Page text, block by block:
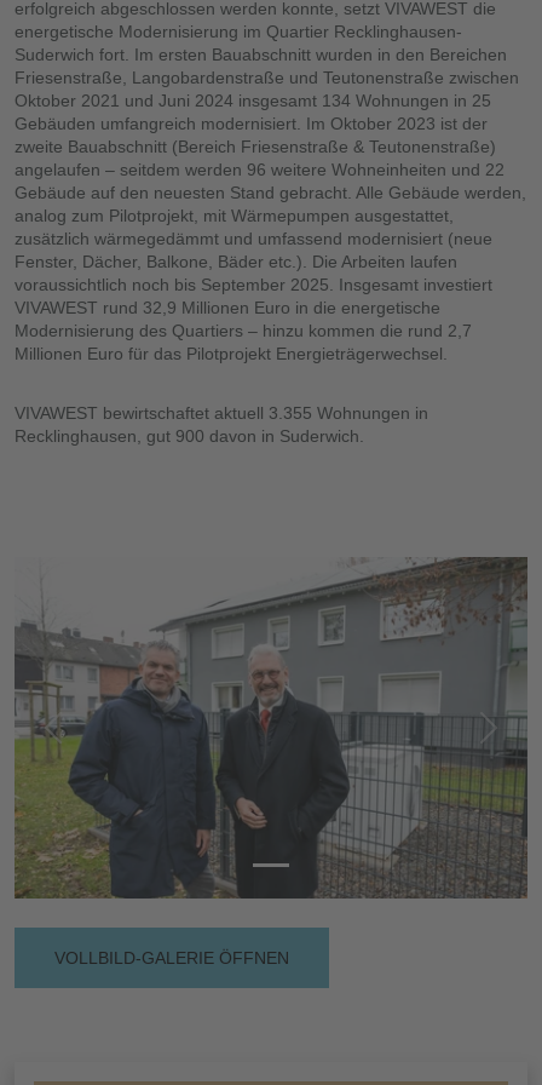
erfolgreich abgeschlossen werden konnte, setzt VIVAWEST die
energetische Modernisierung im Quartier Recklinghausen-
Suderwich fort. Im ersten Bauabschnitt wurden in den Bereichen
Friesenstraße, Langobardenstraße und Teutonenstraße zwischen
Oktober 2021 und Juni 2024 insgesamt 134 Wohnungen in 25
Gebäuden umfangreich modernisiert. Im Oktober 2023 ist der
zweite Bauabschnitt (Bereich Friesenstraße & Teutonenstraße)
angelaufen – seitdem werden 96 weitere Wohneinheiten und 22
Gebäude auf den neuesten Stand gebracht. Alle Gebäude werden,
analog zum Pilotprojekt, mit Wärmepumpen ausgestattet,
zusätzlich wärmegedämmt und umfassend modernisiert (neue
Fenster, Dächer, Balkone, Bäder etc.). Die Arbeiten laufen
voraussichtlich noch bis September 2025. Insgesamt investiert
VIVAWEST rund 32,9 Millionen Euro in die energetische
Modernisierung des Quartiers – hinzu kommen die rund 2,7
Millionen Euro für das Pilotprojekt Energieträgerwechsel.
VIVAWEST bewirtschaftet aktuell 3.355 Wohnungen in
Recklinghausen, gut 900 davon in Suderwich.
Vorherige
VOLLBILD-GALERIE ÖFFNEN